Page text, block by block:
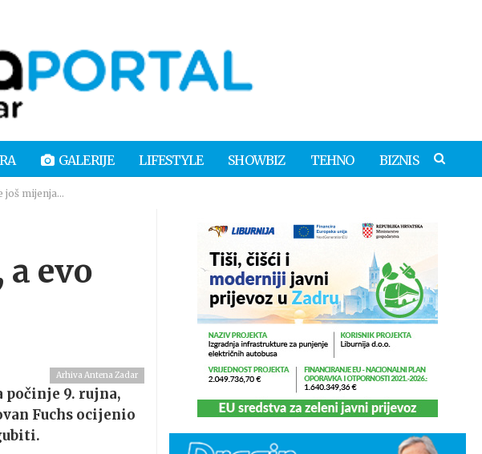
GALERIJE LIFESTYLE SHOWBIZ TEHNO BIZNIS
još mijenja…
evo
Arhiva Antena Zadar
počinje 9. rujna,
Fuchs ocijenio